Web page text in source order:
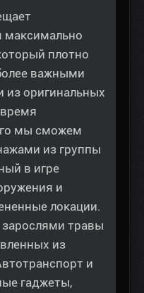
максимально
плотно
важными
оригинальных
мы сможем
из группы
в игре
и
локации.
травы
из
и
гаджеты,